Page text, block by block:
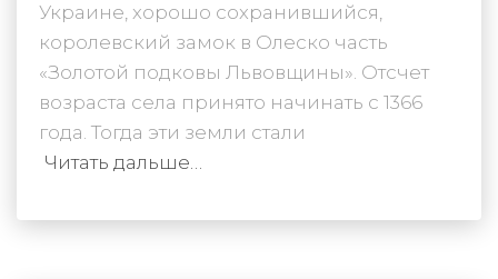
Украине, хорошо сохранившийся,
королевский замок в Олеско часть
«Золотой подковы Львовщины». Отсчет
возраста села принято начинать с 1366
года. Тогда эти земли стали
Читать дальше…